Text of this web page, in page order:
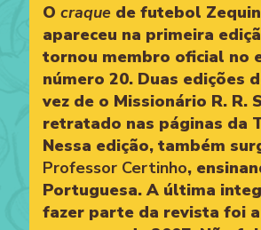
O craque de futebol
apareceu na primeira
tornou membro oficial no
número 20. Duas edições
vez de o Missionário R. R.
retratado nas páginas da
Nessa edição, também
Professor Certinho,
Portuguesa. A última
fazer parte da revista foi